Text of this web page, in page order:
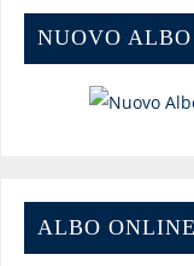
NUOVO
ALBO